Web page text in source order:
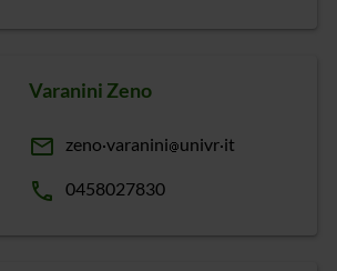
Varanini Zeno
email zeno varanini univr it
phone 0458027830